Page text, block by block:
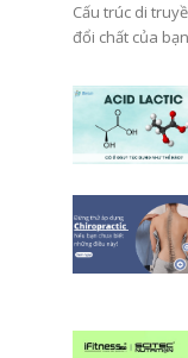
Cấu trúc di
đổi chất của